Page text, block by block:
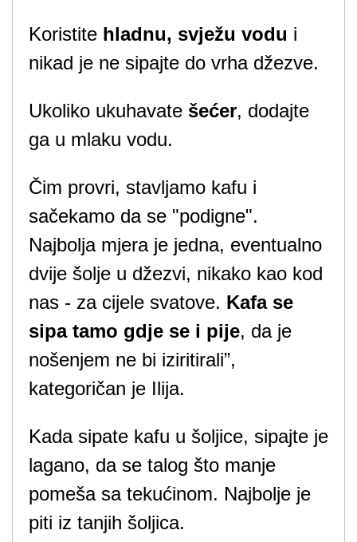
Koristite hladnu, svježu vodu i
nikad je ne sipajte do vrha džezve.
Ukoliko ukuhavate šećer, dodajte
ga u mlaku vodu.
Čim provri, stavljamo kafu i
sačekamo da se "podigne".
Najbolja mjera je jedna, eventualno
dvije šolje u džezvi, nikako kao kod
nas - za cijele svatove. Kafa se
sipa tamo gdje se i pije, da je
nošenjem ne bi iziritirali”,
kategoričan je Ilija.
Kada sipate kafu u šoljice, sipajte je
lagano, da se talog što manje
pomeša sa tekućinom. Najbolje je
piti iz tanjih šoljica.